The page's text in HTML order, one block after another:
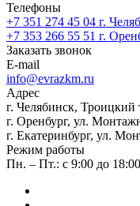
Телефоны
+7 351 274 45 04 г.
+7 353 266 55 51 г.
Заказать звонок
E-mail
info@evrazkm.ru
Адрес
г. Челябинск, Троицкий
г. Оренбург, ул.
г. Екатеринбург, ул.
Режим работы
Пн. – Пт.: с 9:00 до 18:00